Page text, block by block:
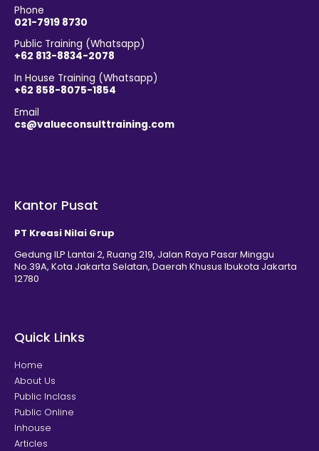
Phone
021-7919 8730
Public Training (Whatsapp)
+62 813-8834-2078
In House Training (Whatsapp)
+62 858-8075-1854
Email
cs@valueconsulttraining.com
Kantor Pusat
PT Kreasi Nilai Grup
Gedung ILP Lantai 2, Ruang 219, Jalan Raya Pasar Minggu
No.39A, Kota Jakarta Selatan, Daerah Khusus Ibukota Jakarta
12780
Quick Links
Home
About Us
Public Inclass
Public Online
Inhouse
Articles